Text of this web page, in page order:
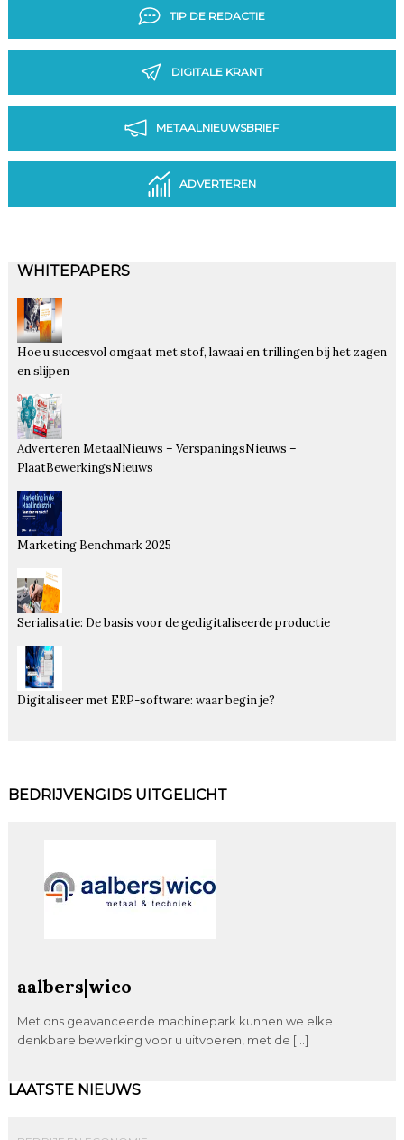
TIP DE REDACTIE
DIGITALE KRANT
METAALNIEUWSBRIEF
ADVERTEREN
WHITEPAPERS
Hoe u succesvol omgaat met stof, lawaai en trillingen bij het zagen
en slijpen
Adverteren MetaalNieuws – VerspaningsNieuws –
PlaatBewerkingsNieuws
Marketing Benchmark 2025
Serialisatie: De basis voor de gedigitaliseerde productie
Digitaliseer met ERP-software: waar begin je?
BEDRIJVENGIDS UITGELICHT
aalbers|wico
Met ons geavanceerde machinepark kunnen we elke
denkbare bewerking voor u uitvoeren, met de […]
LAATSTE NIEUWS